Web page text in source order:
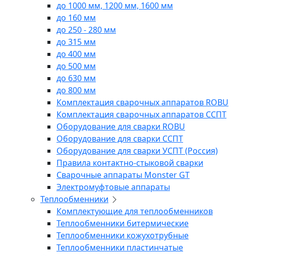
до 1000 мм, 1200 мм, 1600 мм
до 160 мм
до 250 - 280 мм
до 315 мм
до 400 мм
до 500 мм
до 630 мм
до 800 мм
Комплектация сварочных аппаратов ROBU
Комплектация сварочных аппаратов ССПТ
Оборудование для сварки ROBU
Оборудование для сварки ССПТ
Оборудование для сварки УСПТ (Россия)
Правила контактно-стыковой сварки
Сварочные аппараты Monster GT
Электромуфтовые аппараты
Теплообменники
Комплектующие для теплообменников
Теплообменники битермические
Теплообменники кожухотрубные
Теплообменники пластинчатые